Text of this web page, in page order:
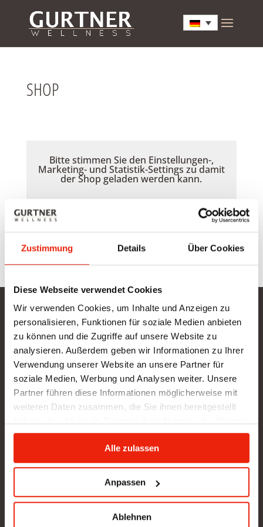
Zustimmung Details Über Cookies
Diese Webseite verwendet Cookies
Wir verwenden Cookies, um Inhalte und Anzeigen zu
personalisieren, Funktionen für soziale Medien anbieten
zu können und die Zugriffe auf unsere Website zu
analysieren. Außerdem geben wir Informationen zu Ihrer
Verwendung unserer Website an unsere Partner für
soziale Medien, Werbung und Analysen weiter. Unsere
Partner führen diese Informationen möglicherweise mit
weiteren Daten zusammen, die Sie ihnen bereitgestellt
gesammelt haben.
Alle zulassen
Anpassen
Ablehnen
SHOP
Bitte stimmen Sie den Einstellungen-,
Marketing- und Statistik-Settings zu damit
der Shop geladen werden kann.
Gurtner Wellness GmbH
SHOWROOM NEU: in Arbeit - wir bitten um etwas
Geduld
BÜRO (kein Kundenverkehr):
Gunzing 57
4923 Lohnsburg
office@gurtner-infrarot.at
Anfrage senden